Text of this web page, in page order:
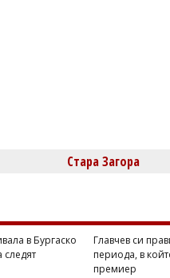
Стара Загора
в Бургаско
следят
Главчев си
периода, в
премиер